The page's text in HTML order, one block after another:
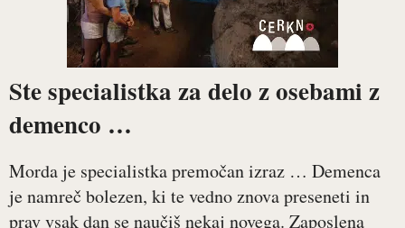
Ste specialistka za delo z osebami z
demenco …
Morda je specialistka premočan izraz … Demenca
je namreč bolezen, ki te vedno znova preseneti in
prav vsak dan se naučiš nekaj novega. Zaposlena